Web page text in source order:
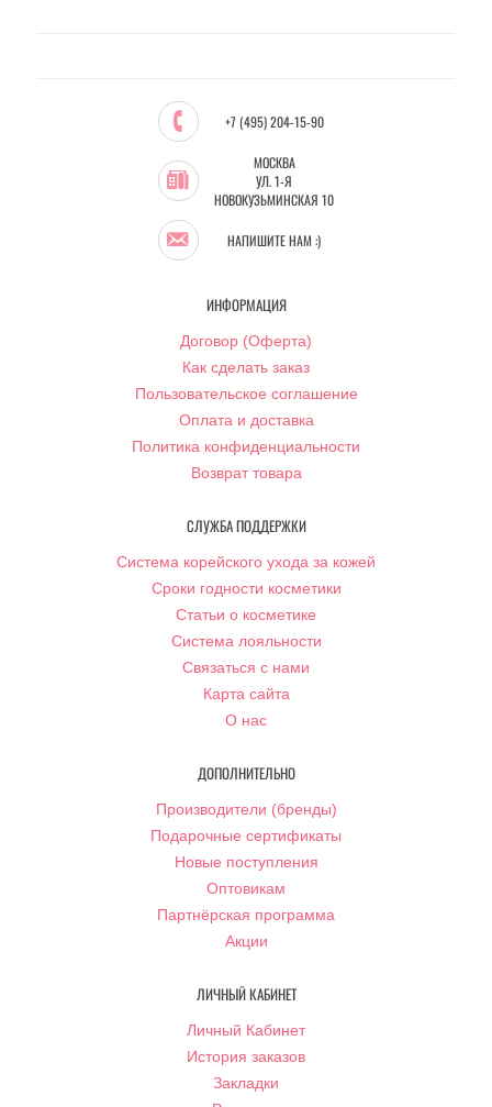
+7 (495) 204-15-90
МОСКВА
УЛ. 1-Я
НОВОКУЗЬМИНСКАЯ 10
НАПИШИТЕ НАМ :)
ИНФОРМАЦИЯ
Договор (Оферта)
Как сделать заказ
Пользовательское соглашение
Оплата и доставка
Политика конфиденциальности
Возврат товара
СЛУЖБА ПОДДЕРЖКИ
Система корейского ухода за кожей
Сроки годности косметики
Статьи о косметике
Система лояльности
Связаться с нами
Карта сайта
О нас
ДОПОЛНИТЕЛЬНО
Производители (бренды)
Подарочные сертификаты
Новые поступления
Оптовикам
Партнёрская программа
Акции
ЛИЧНЫЙ КАБИНЕТ
Личный Кабинет
История заказов
Закладки